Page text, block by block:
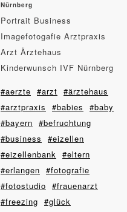
Nürnberg
Portrait Business
Imagefotogafie Arztpraxis
Arzt Ärztehaus
Kinderwunsch IVF Nürnberg
#aerzte #arzt #ärztehaus
#arztpraxis
#babies
#baby
#bayern #befruchtung
#business
#eizellen
#eizellenbank #eltern
#erlangen #fotografie
#fotostudio #frauenarzt
#freezing #glück